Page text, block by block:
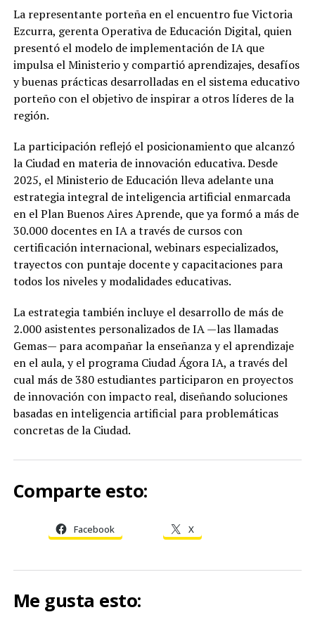
La representante porteña en el encuentro fue Victoria
Ezcurra, gerenta Operativa de Educación Digital, quien
presentó el modelo de implementación de IA que
impulsa el Ministerio y compartió aprendizajes, desafíos
y buenas prácticas desarrolladas en el sistema educativo
porteño con el objetivo de inspirar a otros líderes de la
región.
La participación reflejó el posicionamiento que alcanzó
la Ciudad en materia de innovación educativa. Desde
2025, el Ministerio de Educación lleva adelante una
estrategia integral de inteligencia artificial enmarcada
en el Plan Buenos Aires Aprende, que ya formó a más de
30.000 docentes en IA a través de cursos con
certificación internacional, webinars especializados,
trayectos con puntaje docente y capacitaciones para
todos los niveles y modalidades educativas.
La estrategia también incluye el desarrollo de más de
2.000 asistentes personalizados de IA —las llamadas
Gemas— para acompañar la enseñanza y el aprendizaje
en el aula, y el programa Ciudad Ágora IA, a través del
cual más de 380 estudiantes participaron en proyectos
de innovación con impacto real, diseñando soluciones
basadas en inteligencia artificial para problemáticas
concretas de la Ciudad.
Comparte esto:
Facebook X
Me gusta esto: